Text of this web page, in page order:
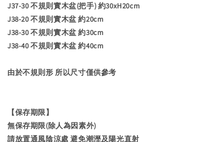
J37-30 不規則實木盆(把手) 約30xH20cm
J38-20 不規則實木盆 約20cm
J38-30 不規則實木盆 約30cm
J38-40 不規則實木盆 約40cm
由於不規則形 所以尺寸僅供參考
【保存期限】
無保存期限(除人為因素外)
請放置通風陰涼處 避免潮溼及陽光直射